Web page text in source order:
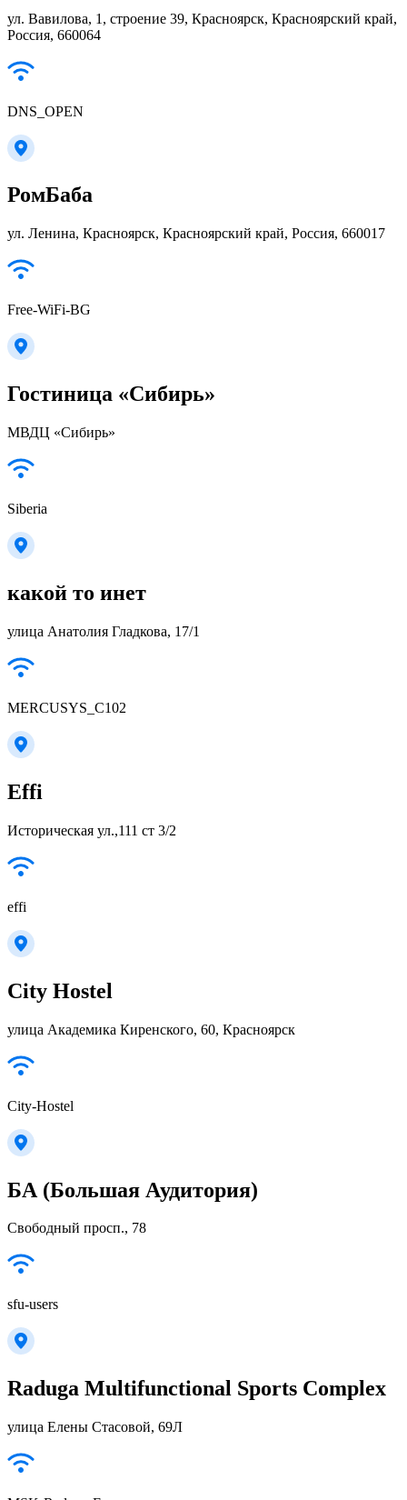
ул. Вавилова, 1, строение 39, Красноярск, Красноярский край,
Россия, 660064
DNS_OPEN
РомБаба
ул. Ленина, Красноярск, Красноярский край, Россия, 660017
Free-WiFi-BG
Гостиница «Сибирь»
МВДЦ «Сибирь»
Siberia
какой то инет
улица Анатолия Гладкова, 17/1
MERCUSYS_C102
Effi
Историческая ул.,111 ст 3/2
effi
City Hostel
улица Академика Киренского, 60, Красноярск
City-Hostel
БА (Большая Аудитория)
Свободный просп., 78
sfu-users
Raduga Multifunctional Sports Complex
улица Елены Стасовой, 69Л